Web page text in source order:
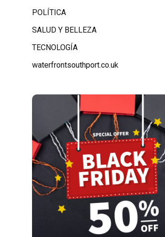
POLÍTICA
SALUD Y BELLEZA
TECNOLOGÍA
waterfrontsouthport.co.uk